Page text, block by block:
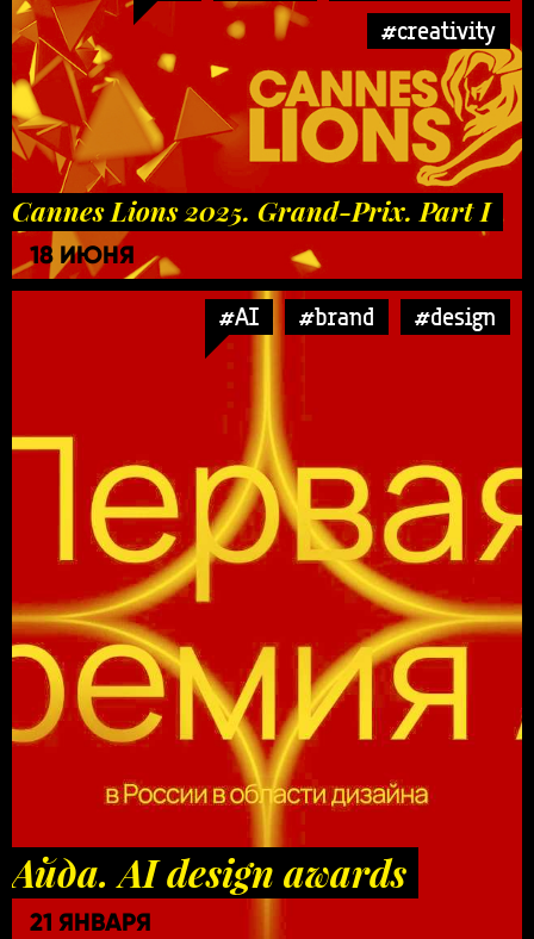
#creativity
Cannes Lions 2025. Grand-Prix. Part I
18 ИЮНЯ
#AI #brand #design
Айда. AI design awards
21 ЯНВАРЯ